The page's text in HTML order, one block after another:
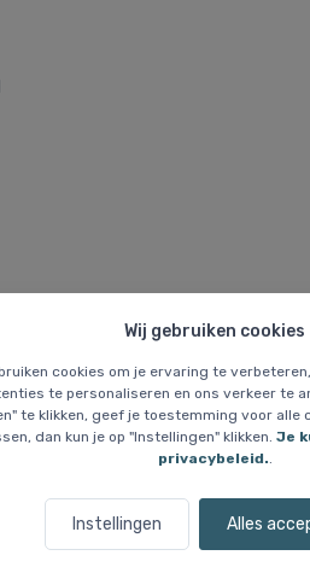
Wij gebruiken cookies
cookies om je ervaring te
te personaliseren en ons verkeer te
te klikken, geef je toestemming voor alle
dan kun je op "Instellingen" klikken. Je
privacybeleid..
Instellingen Alles
meer als de huidige voorraad is
Vergelijkbare